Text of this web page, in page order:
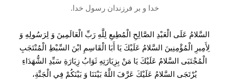
خدا و بر فرزندان رسول خدا.
السَّلامُ عَلَى الْعَبْدِ الصَّالِحِ الْمُطِيعِ لِلَّهِ رَبِّ الْعَالَمِينَ وَ لِرَسُولِهِ وَ
لِأَمِيرِ الْمُؤْمِنِينَ السَّلامُ عَلَيْكَ يَا أَبَا الْقَاسِمِ ابْنَ السِّبْطِ الْمُنْتَجَبِ
الْمُجْتَبَى السَّلامُ عَلَيْكَ يَا مَنْ بِزِيَارَتِهِ ثَوَابُ زِيَارَةِ سَيِّدِ الشُّهَدَاءِ
يُرْتَجَى السَّلامُ عَلَيْكَ عَرَّفَ اللَّهُ بَيْنَنَا وَ بَيْنَكُمْ فِي الْجَنَّةِ،